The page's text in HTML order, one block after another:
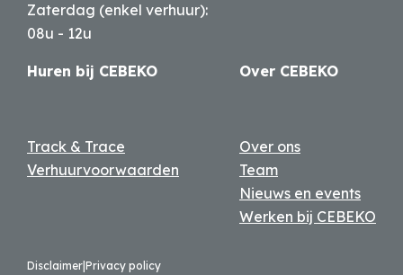
Zaterdag (enkel verhuur):
08u - 12u
Huren bij CEBEKO
Track & Trace
Verhuurvoorwaarden
Over CEBEKO
Over ons
Team
Nieuws en events
Werken bij CEBEKO
Disclaimer Privacy policy